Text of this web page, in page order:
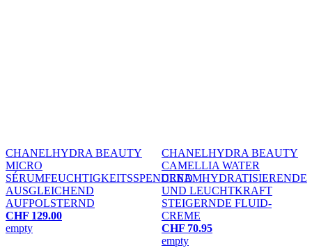
CHANELHYDRA BEAUTY
MICRO
SÉRUMFEUCHTIGKEITSSPENDEND
AUSGLEICHEND
AUFPOLSTERND
CHF 129.00
empty
CHANELHYDRA BEAUTY
CAMELLIA WATER
CREAMHYDRATISIERENDE
UND LEUCHTKRAFT
STEIGERNDE FLUID-
CREME
CHF 70.95
empty